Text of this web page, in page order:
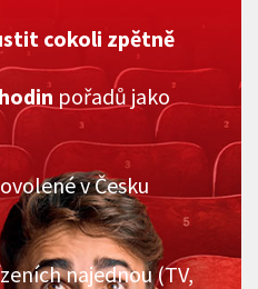
cokoli zpětně
pořadů jako
v Česku
najednou (TV,